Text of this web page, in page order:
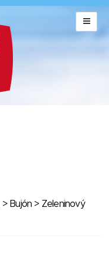
> Bujón > Zeleninový